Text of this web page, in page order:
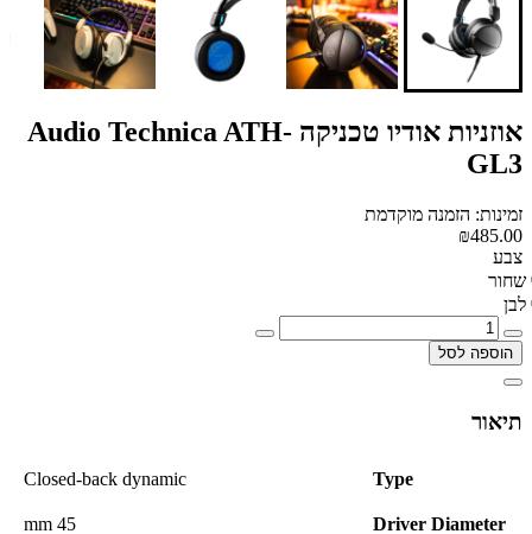
אוזניות אודיו טכניקה Audio Technica ATH-
GL3
זמינות: הזמנה מוקדמת
₪485.00
צבע
שחור
לבן
הוספה לסל
תיאור
Type
Closed-back dynamic
Driver Diameter
45 mm